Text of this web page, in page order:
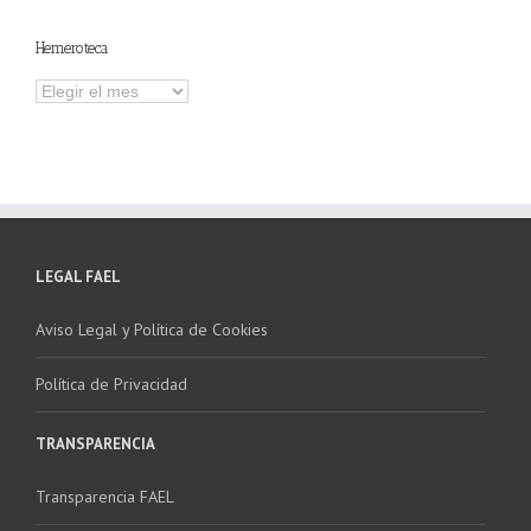
Hemeroteca
Hemeroteca
LEGAL FAEL
Aviso Legal y Política de Cookies
Política de Privacidad
TRANSPARENCIA
Transparencia FAEL